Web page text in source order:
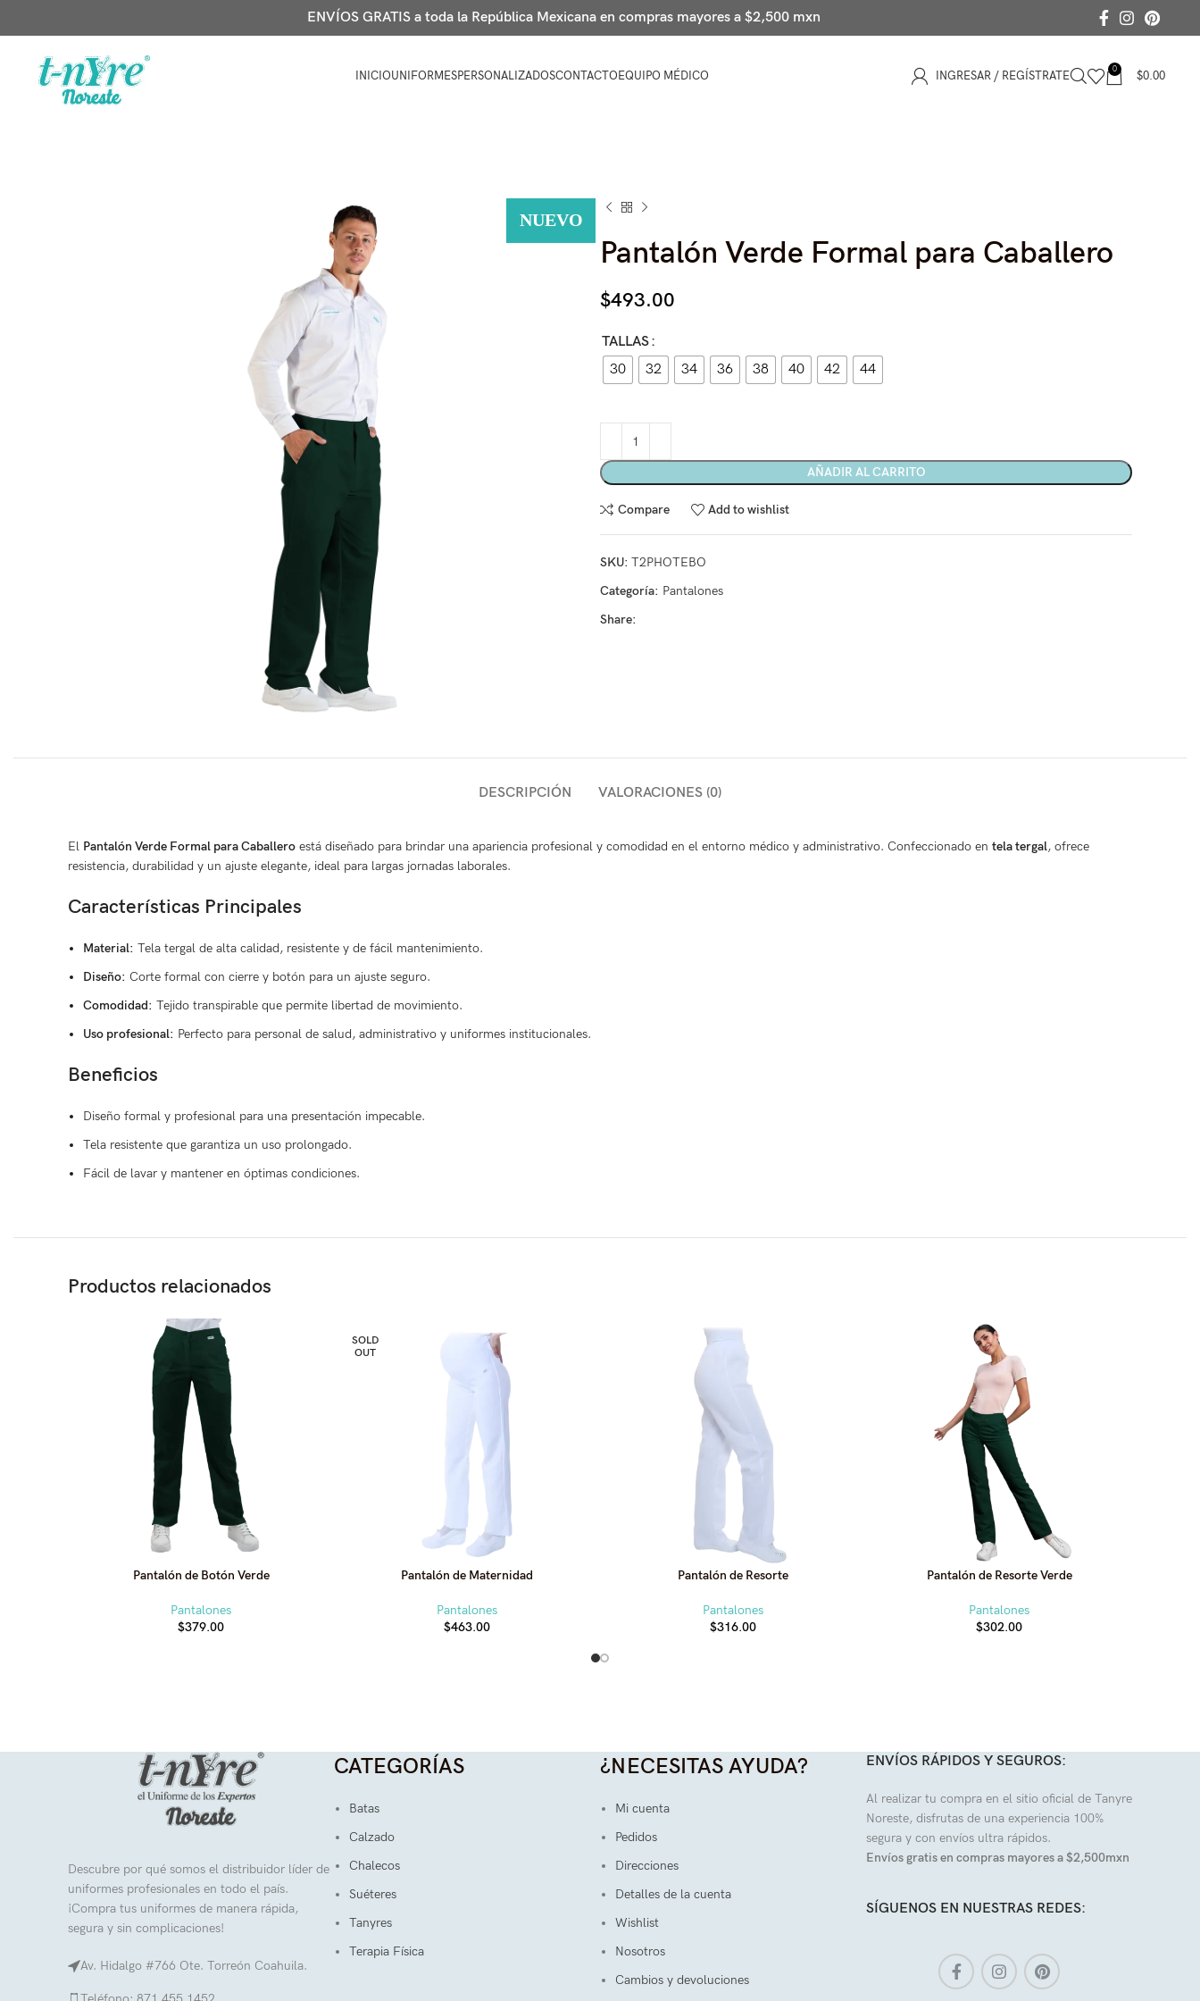
ENVÍOS GRATIS a toda la República Mexicana en compras mayores a $2,500 mxn
INICIOUNIFORMESPERSONALIZADOSCONTACTOEQUIPO MÉDICO INGRESAR / REGÍSTRATE 0 $0.00
NUEVO
Pantalón Verde Formal para Caballero
$493.00
TALLAS
30
32 34 36 38 40 42 44
AÑADIR AL CARRITO
Compare Add to wishlist
SKU: T2PHOTEBO
Categoría: Pantalones
Share:
DESCRIPCIÓN VALORACIONES (0)
El Pantalón Verde Formal para Caballero está diseñado para brindar una apariencia profesional y comodidad en el entorno médico y administrativo. Confeccionado en tela tergal, ofrece
resistencia, durabilidad y un ajuste elegante, ideal para largas jornadas laborales.
Características Principales
Material: Tela tergal de alta calidad, resistente y de fácil mantenimiento.
Diseño: Corte formal con cierre y botón para un ajuste seguro.
Comodidad: Tejido transpirable que permite libertad de movimiento.
Uso profesional: Perfecto para personal de salud, administrativo y uniformes institucionales.
Beneficios
Diseño formal y profesional para una presentación impecable.
Tela resistente que garantiza un uso prolongado.
Fácil de lavar y mantener en óptimas condiciones.
Productos relacionados
Pantalón de Botón Verde
Pantalones
$379.00
SOLD
OUT
Pantalón de Maternidad
Pantalones
$463.00
Pantalón de Resorte
Pantalones
$316.00
Pantalón de Resorte Verde
Pantalones
$302.00
Descubre por qué somos el distribuidor líder de
uniformes profesionales en todo el país.
¡Compra tus uniformes de manera rápida,
segura y sin complicaciones!
Av. Hidalgo #766 Ote. Torreón Coahuila.
CATEGORÍAS
Batas
Calzado
Chalecos
Suéteres
Tanyres
Terapia Física
¿NECESITAS AYUDA?
Mi cuenta
Pedidos
Direcciones
Detalles de la cuenta
Wishlist
Nosotros
Cambios y devoluciones
ENVÍOS RÁPIDOS Y SEGUROS:
Al realizar tu compra en el sitio oficial de Tanyre
Noreste, disfrutas de una experiencia 100%
segura y con envíos ultra rápidos.
Envíos gratis en compras mayores a $2,500mxn
SÍGUENOS EN NUESTRAS REDES: